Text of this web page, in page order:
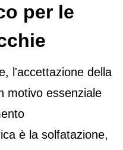
per le
l'accettazione della
motivo essenziale
è la solfatazione,